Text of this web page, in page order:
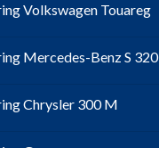
Volkswagen Touareg
Mercedes-Benz S 320
Chrysler 300 M